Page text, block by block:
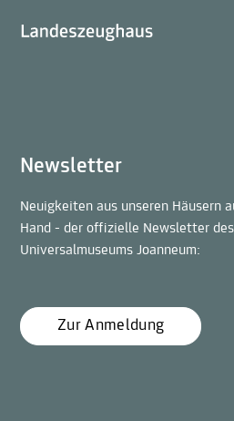
Newsletter
Neuigkeiten aus unseren Häusern
Hand - der offizielle Newsletter des
Universalmuseums Joanneum:
Zur Anmeldung